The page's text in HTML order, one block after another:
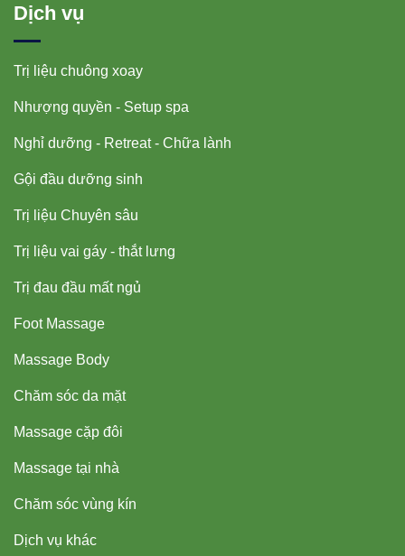
Dịch vụ
Trị liệu chuông xoay
Nhượng quyền - Setup spa
Nghỉ dưỡng - Retreat - Chữa lành
Gội đầu dưỡng sinh
Trị liệu Chuyên sâu
Trị liệu vai gáy - thắt lưng
Trị đau đầu mất ngủ
Foot Massage
Massage Body
Chăm sóc da mặt
Massage cặp đôi
Massage tại nhà
Chăm sóc vùng kín
Dịch vụ khác